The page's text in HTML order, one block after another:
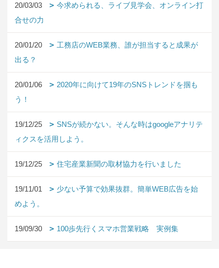
20/03/03
今求められる、ライブ見学会、オンライン打
合せの力
20/01/20
工務店のWEB業務、誰が担当すると成果が
出る？
20/01/06
2020年に向けて19年のSNSトレンドを掴も
う！
19/12/25
SNSが続かない。そんな時はgoogleアナリテ
ィクスを活用しよう。
19/12/25 住宅産業新聞の取材協力を行いました
19/11/01
少ない予算で効果抜群。簡単WEB広告を始
めよう。
19/09/30 100歩先行くスマホ営業戦略 実例集